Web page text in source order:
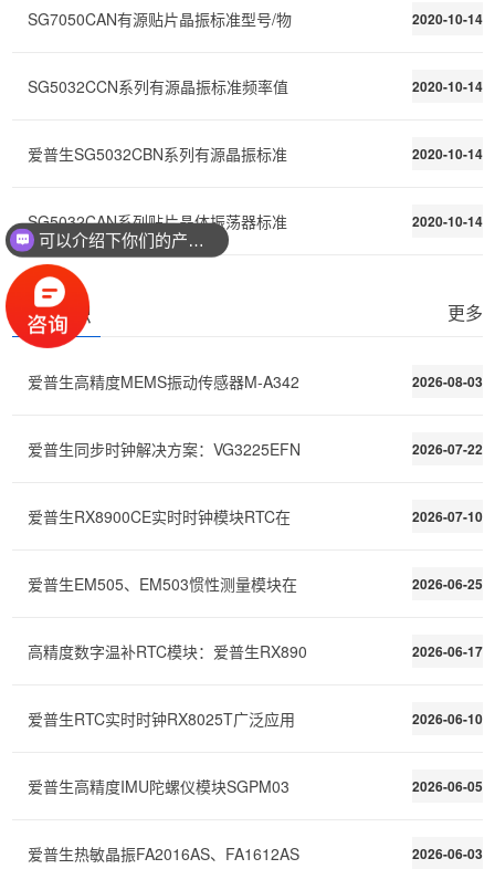
2020-10-14
SG7050CAN有源贴片晶振标准型号/物
2020-10-14
SG5032CCN系列有源晶振标准频率值
2020-10-14
爱普生SG5032CBN系列有源晶振标准
2020-10-14
SG5032CAN系列贴片晶体振荡器标准
基础知识 更多
2026-08-03
爱普生高精度MEMS振动传感器M-A342
2026-07-22
爱普生同步时钟解决方案：VG3225EFN
2026-07-10
爱普生RX8900CE实时时钟模块RTC在
2026-06-25
爱普生EM505、EM503惯性测量模块在
2026-06-17
高精度数字温补RTC模块：爱普生RX890
2026-06-10
爱普生RTC实时时钟RX8025T广泛应用
2026-06-05
爱普生高精度IMU陀螺仪模块SGPM03
2026-06-03
爱普生热敏晶振FA2016AS、FA1612AS